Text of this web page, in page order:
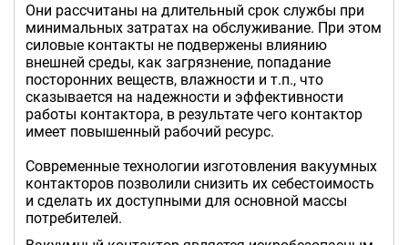
Они рассчитаны на длительный срок службы при
минимальных затратах на обслуживание. При этом
силовые контакты не подвержены влиянию
внешней среды, как загрязнение, попадание
посторонних веществ, влажности и т.п., что
сказывается на надежности и эффективности
работы контактора, в результате чего контактор
имеет повышенный рабочий ресурс.
Современные технологии изготовления вакуумных
контакторов позволили снизить их себестоимость
и сделать их доступными для основной массы
потребителей.